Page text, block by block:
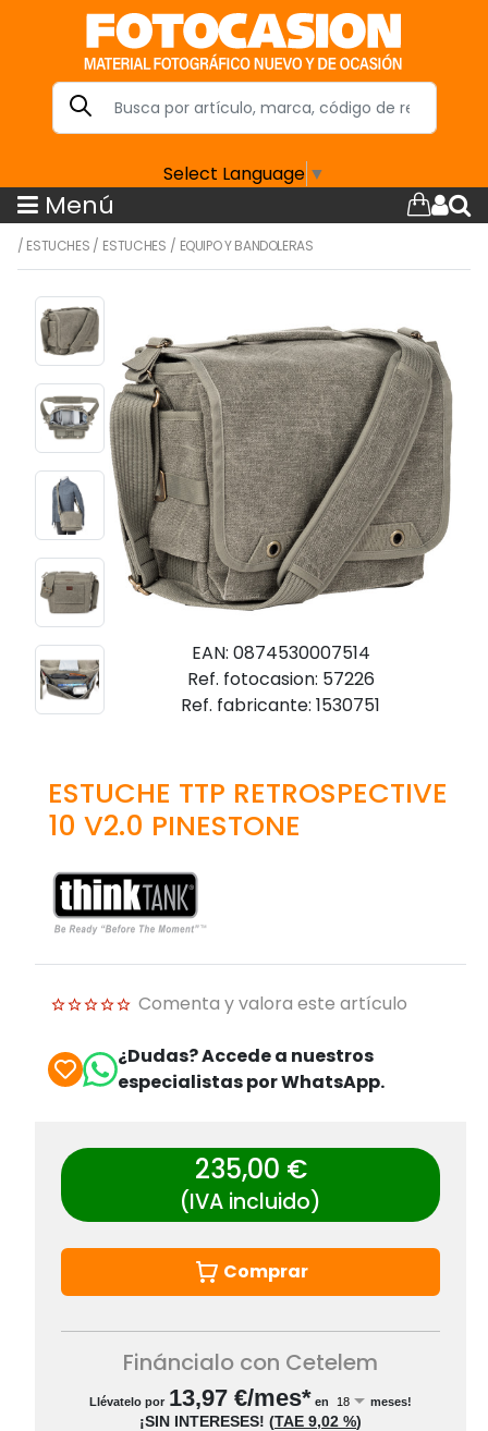
Select Language ▼
Menú
/ ESTUCHES / ESTUCHES / EQUIPO Y BANDOLERAS
EAN: 0874530007514
Ref. fotocasion: 57226
Ref. fabricante: 1530751
ESTUCHE TTP RETROSPECTIVE
10 V2.0 PINESTONE
Comenta y valora este artículo
¿Dudas? Accede a nuestros
especialistas por WhatsApp.
235,00 €
(IVA incluido)
Comprar
Fináncialo con Cetelem
Llévatelo por 13,97 €/mes* en meses!
¡SIN INTERESES! (TAE 9,02 %)